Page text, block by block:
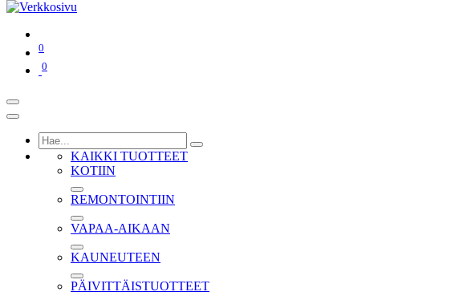
0
0
KAIKKI TUOTTEET
KOTIIN
REMONTOINTIIN
VAPAA-AIKAAN
KAUNEUTEEN
PÄIVITTÄISTUOTTEET